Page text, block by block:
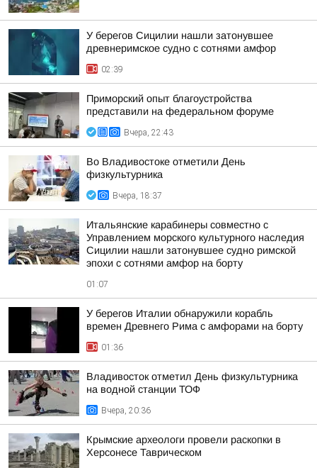
У берегов Сицилии нашли затонувшее
древнеримское судно с сотнями амфор
02:39
Приморский опыт благоустройства
представили на федеральном форуме
Вчера, 22:43
Во Владивостоке отметили День
физкультурника
Вчера, 18:37
Итальянские карабинеры совместно с
Управлением морского культурного наследия
Сицилии нашли затонувшее судно римской
эпохи с сотнями амфор на борту
01:07
У берегов Италии обнаружили корабль
времен Древнего Рима с амфорами на борту
01:36
Владивосток отметил День физкультурника
на водной станции ТОФ
Вчера, 20:36
Крымские археологи провели раскопки в
Херсонесе Таврическом